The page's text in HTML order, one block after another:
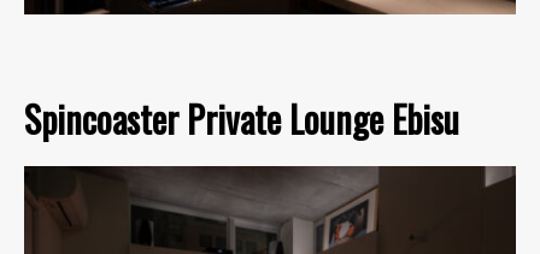
Spincoaster Private Lounge Ebisu